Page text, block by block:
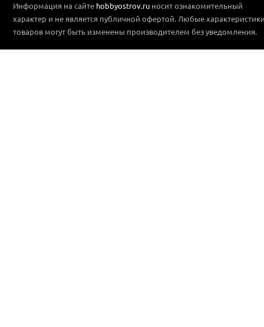
Информация на сайте hobbyostrov.ru носит ознакомительный
характер и не является публичной офертой. Любые
товаров могут быть изменены производителем без уведомления.